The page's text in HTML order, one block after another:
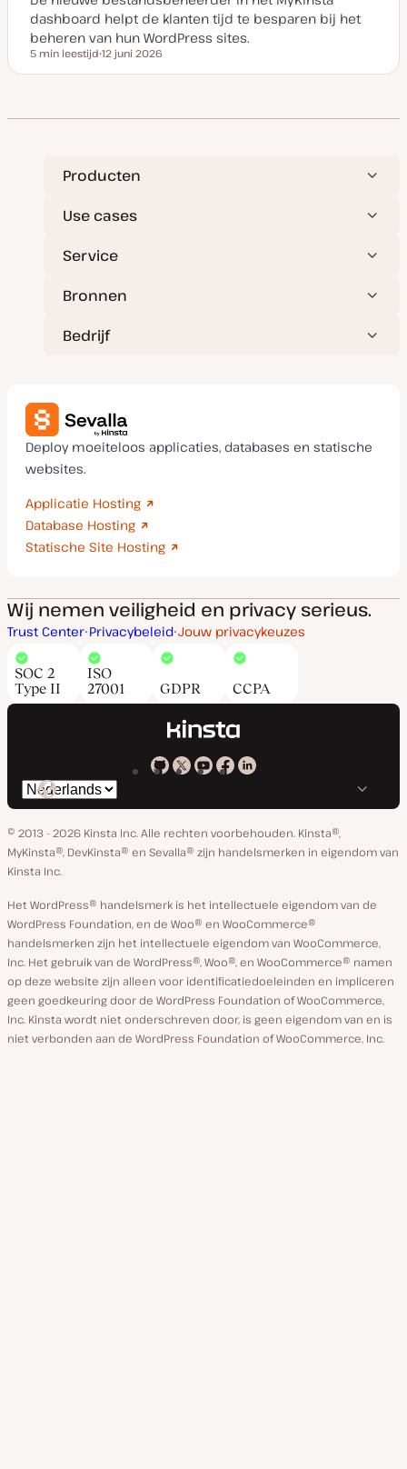
d
a
t
e
dashboard helpt de klanten tijd te besparen bij het
beheren van hun WordPress sites.
Leestijd
5 min leestijd
a
p
d
e
12 juni 2026
Producten
Use cases
Service
Bronnen
Bedrijf
Deploy moeiteloos applicaties, databases en statische
websites.
Applicatie Hosting
Database Hosting
Statische Site Hosting
Wij nemen veiligheid en privacy serieus.
Trust Center Privacybeleid Jouw privacykeuzes
SOC 2
Type II
ISO
27001
GDPR CCPA
Kinsta
GitHub
Kinsta
X
Kinsta
YouTube
Kinsta
Facebook
Kinsta
Linkedin
Selecteer
taal
© 2013 - 2026 Kinsta Inc. Alle rechten voorbehouden. Kinsta®,
MyKinsta®, DevKinsta® en Sevalla® zijn handelsmerken in eigendom van
Kinsta Inc.
Het WordPress® handelsmerk is het intellectuele eigendom van de
WordPress Foundation, en de Woo® en WooCommerce®
handelsmerken zijn het intellectuele eigendom van WooCommerce,
Inc. Het gebruik van de WordPress®, Woo®, en WooCommerce® namen
op deze website zijn alleen voor identificatiedoeleinden en impliceren
geen goedkeuring door de WordPress Foundation of WooCommerce,
Inc. Kinsta wordt niet onderschreven door, is geen eigendom van en is
niet verbonden aan de WordPress Foundation of WooCommerce, Inc.